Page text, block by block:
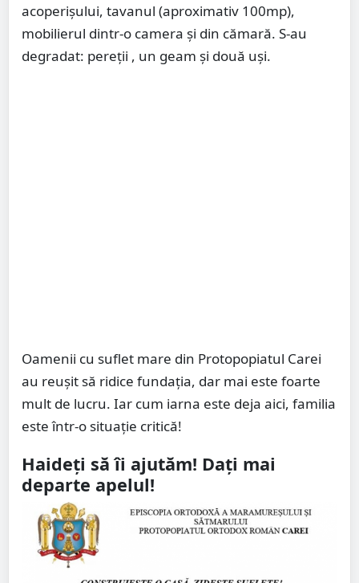
acoperișului, tavanul (aproximativ 100mp),
mobilierul dintr-o camera și din cămară. S-au
degradat: pereții , un geam și două uși.
Oamenii cu suflet mare din Protopopiatul Carei
au reușit să ridice fundația, dar mai este foarte
mult de lucru. Iar cum iarna este deja aici, familia
este într-o situație critică!
Haideți să îi ajutăm! Dați mai
departe apelul!